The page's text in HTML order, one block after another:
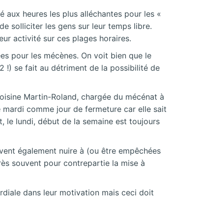
heures les plus alléchantes pour les «
solliciter les gens sur leur temps libre.
activité sur ces plages horaires.
pour les mécènes. On voit bien que le
!) se fait au détriment de la possibilité de
Martin-Roland, chargée du mécénat à
comme jour de fermeture car elle sait
le lundi, début de la semaine est toujours
également nuire à (ou être empêchées
souvent pour contrepartie la mise à
dans leur motivation mais ceci doit